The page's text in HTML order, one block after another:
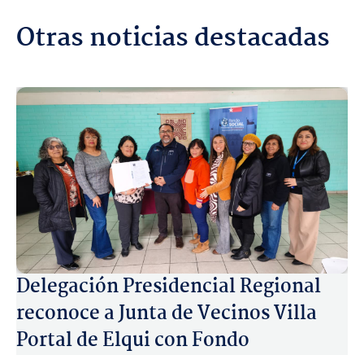
Otras noticias destacadas
Delegación Presidencial Regional
reconoce a Junta de Vecinos Villa
Portal de Elqui con Fondo